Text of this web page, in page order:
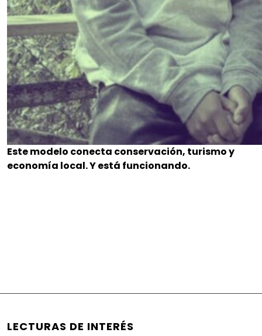
Este modelo conecta conservación, turismo y
economía local. Y está funcionando.
LECTURAS DE INTERÉS